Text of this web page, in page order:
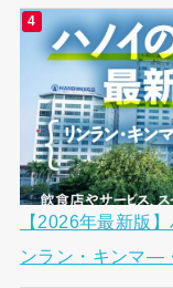
【2026年最新版
ンラン・キンマ―